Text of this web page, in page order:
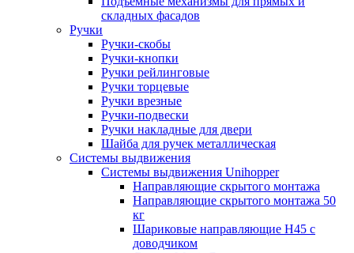
складных фасадов
Ручки
Ручки-скобы
Ручки-кнопки
Ручки рейлинговые
Ручки торцевые
Ручки врезные
Ручки-подвески
Ручки накладные для двери
Шайба для ручек металлическая
Системы выдвижения
Системы выдвижения Unihopper
Направляющие скрытого монтажа
Направляющие скрытого монтажа 50
кг
Шариковые направляющие H45 с
доводчиком